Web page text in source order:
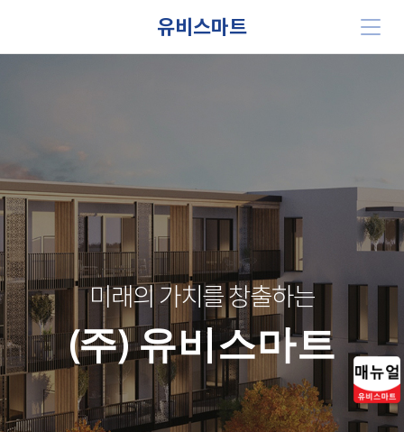
유비스마트
미래의 가치를 창출하는
(주) 유비스마트